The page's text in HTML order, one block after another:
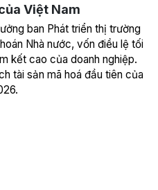
Việt Nam
ban Phát triển thị trường
Nhà nước, vốn điều lệ tối
kết cao của doanh nghiệp.
tài sản mã hoá đầu tiên của